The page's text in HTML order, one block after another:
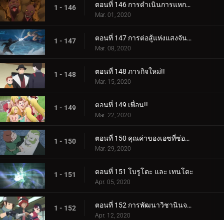
1 - 146 ตอนที่ 146 การดำเนินการแหกคุก
Mar. 01, 2020
1 - 147 ตอนที่ 147 การต่อสู้แห่งแสงจันทร์อันเป็นเวรกรรม
Mar. 08, 2020
1 - 148 ตอนที่ 148 ภารกิจใหม่!!
Mar. 15, 2020
1 - 149 ตอนที่ 149 เพื่อน!!
Mar. 22, 2020
1 - 150 ตอนที่ 150 คุณค่าของเอซที่ซ่อนอยู่
Mar. 29, 2020
1 - 151 ตอนที่ 151 โบรูโตะ และ เทนโตะ
Apr. 05, 2020
1 - 152 ตอนที่ 152 การพัฒนาวิชานินจาทางการแพทย์
Apr. 12, 2020